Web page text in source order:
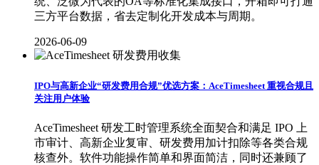
三方平台数据，省去定制化开发成本与周期。
2026-06-09
IPO与高新企业“研发费用合规”优选方案：AceTimesheet 重视合规且
关注用户体验
AceTimesheet 研发工时管理系统全面契合和满足 IPO 上
市审计、高新企业复审、研发费用加计扣除等各类合规
核查外。软件功能操作简单和界面简洁，同时还兼顾了